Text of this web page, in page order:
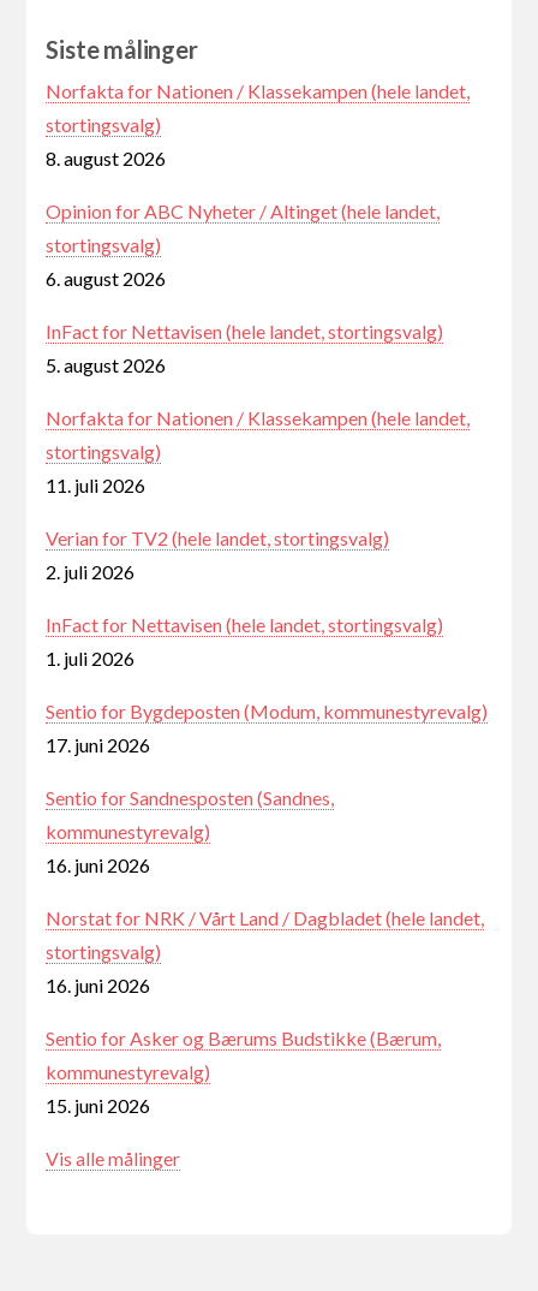
Siste målinger
Norfakta for Nationen / Klassekampen (hele landet,
stortingsvalg)
8. august 2026
Opinion for ABC Nyheter / Altinget (hele landet,
stortingsvalg)
6. august 2026
InFact for Nettavisen (hele landet, stortingsvalg)
5. august 2026
Norfakta for Nationen / Klassekampen (hele landet,
stortingsvalg)
11. juli 2026
Verian for TV2 (hele landet, stortingsvalg)
2. juli 2026
InFact for Nettavisen (hele landet, stortingsvalg)
1. juli 2026
Sentio for Bygdeposten (Modum, kommunestyrevalg)
17. juni 2026
Sentio for Sandnesposten (Sandnes,
kommunestyrevalg)
16. juni 2026
Norstat for NRK / Vårt Land / Dagbladet (hele landet,
stortingsvalg)
16. juni 2026
Sentio for Asker og Bærums Budstikke (Bærum,
kommunestyrevalg)
15. juni 2026
Vis alle målinger